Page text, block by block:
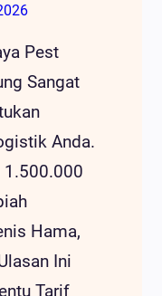
Pest
Sangat
Anda.
1.500.000
Hama,
Ini
Tarif